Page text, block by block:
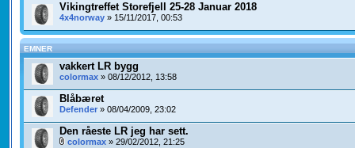
Vikingtreffet Storefjell 25-28 Januar 2018
4x4norway» 15/11/2017, 00:53
EMNER
vakkert LR bygg
colormax» 08/12/2012, 13:58
Blåbæret
Defender» 08/04/2009, 23:02
Den råeste LR jeg har sett.
colormax» 29/02/2012, 21:25